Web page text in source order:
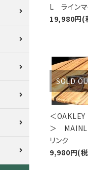
L ライン
19,980円(
SOLD
＜
＞
リンク
9,980円(